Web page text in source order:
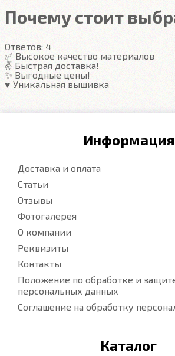
проливают её.Ворсовые ковры
положении.
Почему стоит
Ответов: 4
✅ Высокое качество материалов
✌️ Быстрая доставка!
✨ Выгодные цены!
♥️ Уникальная вышивка
Информация
Доставка и оплата
Статьи
Отзывы
Фотогалерея
О компании
Реквизиты
Контакты
Положение по обработке и
персональных данных
Соглашение на обработку
Каталог